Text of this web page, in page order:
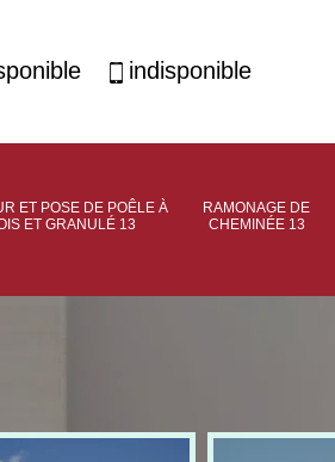
indisponible
ET POSE DE POÊLE À
ET GRANULÉ 13
RAMONAGE DE
CHEMINÉE 13